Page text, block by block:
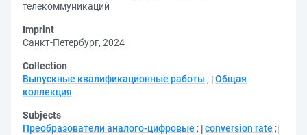
телекоммуникаций
Imprint
Санкт-Петербург, 2024
Collection
Выпускные квалификационные работы ; Общая
коллекция
Subjects
Преобразователи аналого-цифровые ; conversion rate ;